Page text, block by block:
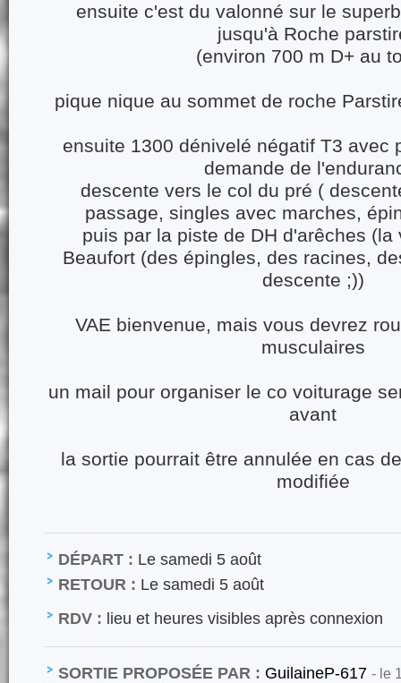
ensuite c'est du valonné sur le
jusqu'à Roche
(environ 700 m D+ au
pique nique au sommet de roche
ensuite 1300 dénivelé négatif T3 avec
demande de
descente vers le col du pré (
passage, singles avec marches,
puis par la piste de DH d'arêches (la
Beaufort (des épingles, des racines,
descente ;))
VAE bienvenue, mais vous devrez
musculaires
un mail pour organiser le co voiturage
avant
la sortie pourrait être annulée en cas
modifiée
DÉPART : Le samedi 5 août
RETOUR : Le samedi 5 août
RDV : lieu et heures visibles après connexion
SORTIE PROPOSÉE PAR : GuilaineP-617 - le